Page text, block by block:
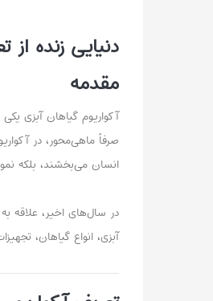
دنیایی زنده از
مقدمه
آکواریوم گیاهان آبزی
صرفاً ماهی‌محور، در
انسان می‌بخشند، بلکه
در سال‌های اخیر، علاقه
آبزی، انواع گیاهان،